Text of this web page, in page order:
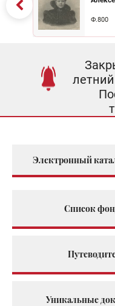
Ф.800
Электронный
Список
Уникальные